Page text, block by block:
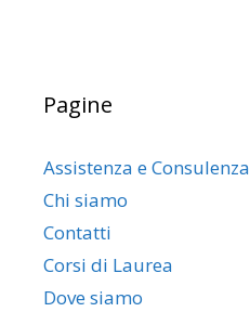
Pagine
Assistenza e Consulenza
Chi siamo
Contatti
Corsi di Laurea
Dove siamo